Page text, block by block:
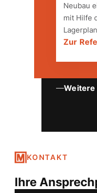
Neubau
mit Hilfe
Zur
KONTAKT
Ihre